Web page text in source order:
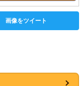
画像をツイート